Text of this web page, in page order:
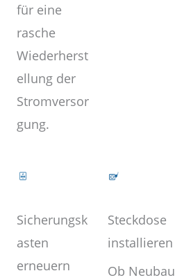
für eine
rasche
Wiederherst
ellung der
Stromversor
gung.
Sicherungsk
asten
erneuern
Steckdose
installieren
Ob Neubau